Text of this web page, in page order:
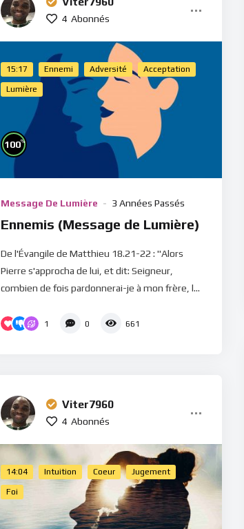
4 Abonnés
15:17 Ennemi Adversité Acceptation
Lumière
100%
Message De Lumière 3 Années Passés
Ennemis (Message de Lumière)
De l'Évangile de Matthieu 18.21-22 : "Alors
Pierre s'approcha de lui, et dit: Seigneur,
combien de fois pardonnerai-je à mon frère, l...
1 0 661
Viter7960
4 Abonnés
14:04 Intuition Coeur Jugement
Foi